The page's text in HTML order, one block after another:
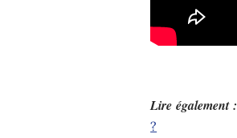
Lire également :
?